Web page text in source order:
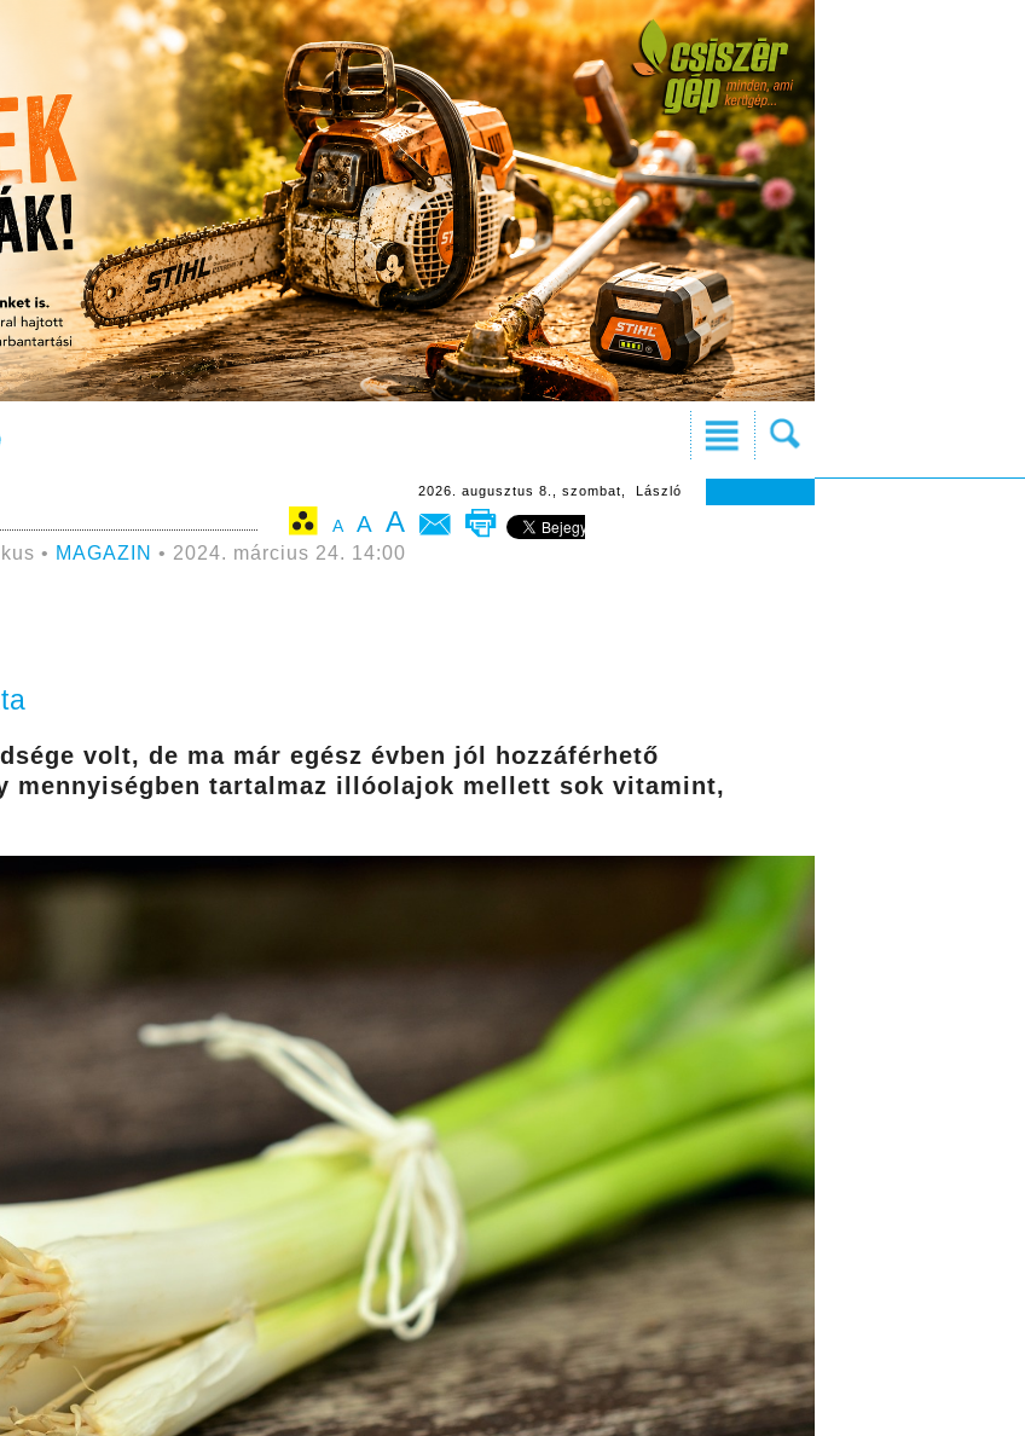
2026. augusztus 8., szombat, László
A A A
• MAGAZIN • 2024. március 24. 14:00
volt, de ma már egész évben jól hozzáférhető
mennyiségben tartalmaz illóolajok mellett sok vitamint,